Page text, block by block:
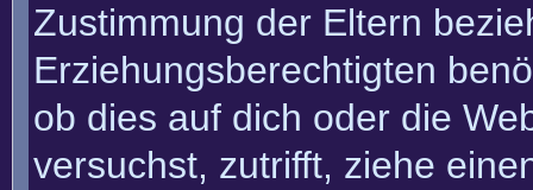
Zustimmung der Eltern
Erziehungsberechtigten
ob dies auf dich oder die
versuchst, zutrifft, ziehe